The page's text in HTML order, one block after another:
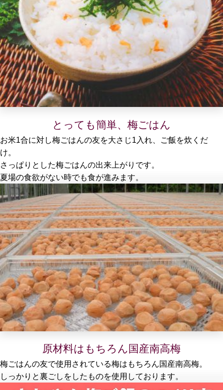
とっても簡単、梅ごはん
お米1合に対し梅ごはんの友を大さじ1入れ、ご飯を炊くだ
け。
さっぱりとした梅ごはんの出来上がりです。
夏場の食欲がない時でも食が進みます。
原材料はもちろん国産南高梅
梅ごはんの友で使用されている梅はもちろん国産南高梅。
しっかりと裏ごしをしたものを使用しております。